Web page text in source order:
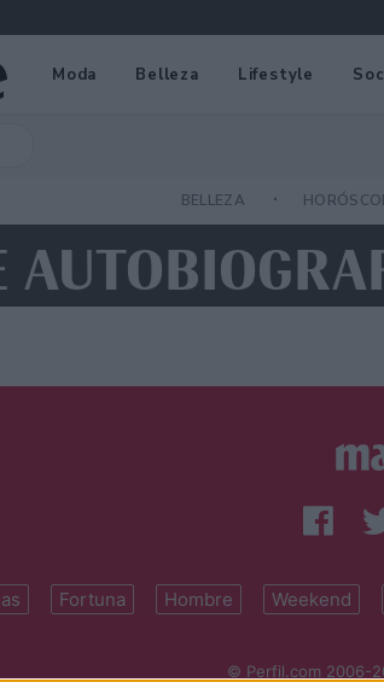
Moda Belleza Lifestyle
BELLEZA
Fortuna Hombre Weekend
© Perfil.com 2006-